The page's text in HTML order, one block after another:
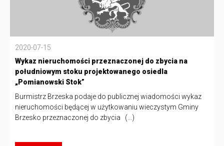
2020-07-15
Wykaz nieruchomości przeznaczonej do zbycia na
południowym stoku projektowanego osiedla
„Pomianowski Stok”
Burmistrz Brzeska podaje do publicznej wiadomości wykaz
nieruchomości będącej w użytkowaniu wieczystym Gminy
Brzesko przeznaczonej do zbycia (...)